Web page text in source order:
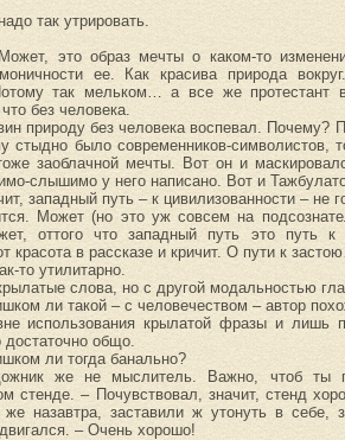
так утрировать.
это образ мечты о каком-то
ее. Как красива природа
так мельком… а все же протестант
без человека.
природу без человека воспевал. Почему?
стыдно было современников-символистов,
заоблачной мечты. Вот он и
слышимо у него написано. Вот и
западный путь – к цивилизованности – не
Может (но это уж совсем на
оттого что западный путь это путь к
красота в рассказе и кричит. О пути к
то утилитарно.
слова, но с другой модальностью
ли такой – с человечеством – автор
использования крылатой фразы и лишь
общо.
ли тогда банально?
же не мыслитель. Важно, чтоб ты
стенде. – Почувствовал, значит, стенд
же назавтра, заставили ж утонуть в себе,
– Очень хорошо!